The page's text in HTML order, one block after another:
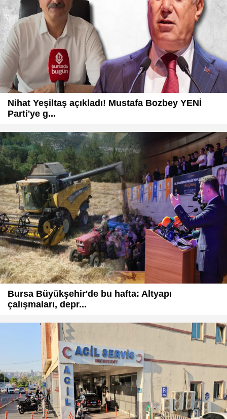
Nihat Yeşiltaş açıkladı! Mustafa Bozbey YENİ
Parti'ye g...
Bursa Büyükşehir'de bu hafta: Altyapı
çalışmaları, depr...